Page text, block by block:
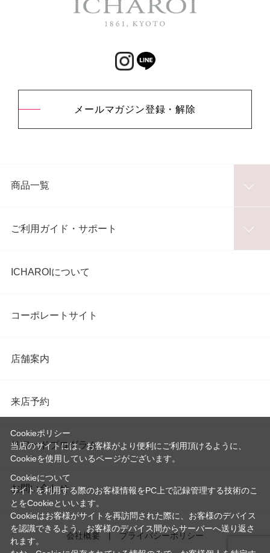
メールマガジン登録・解除
商品一覧
ご利用ガイド・サポート
ICHAROIについて
コーポレートサイト
店舗案内
来店予約
リワードプログラム
お問い合わせ
会社概要 プライバシーポリシー
Cookieポリシー
当店のサイトには、お客様がより便利にご利用頂けるように、
Cookieを使用しているページがございます。
Cookieについて
サイトを利用する際のお客様情報をPC上で記録管理する技術のこ
とをCookieといいます。
Cookieはお客様がサイトを再訪問された際に、お客様のデバイス
を認識できるよう、お客様のデバイス間からサーバーへ送り返さ
れます。